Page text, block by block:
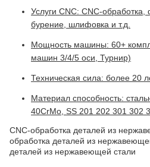
Услуги CNC: CNC-обработка,
бурение, шлифовка и т.д.
Мощность машины: 60+
машин 3/4/5 оси, Турнир)
Техническая сила: более 20
Материал способность:
40CrMo, SS 201 202 301 302
CNC-обработка деталей из
обработка деталей из
деталей из нержавеющей стали